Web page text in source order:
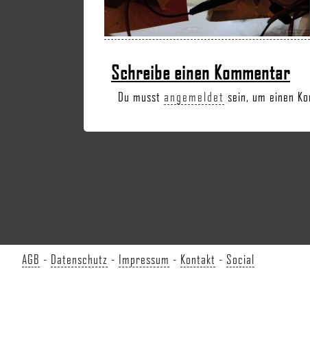
Schreibe einen Kommentar
Du musst angemeldet sein, um einen
AGB - Datenschutz - Impressum - Kontakt - Social